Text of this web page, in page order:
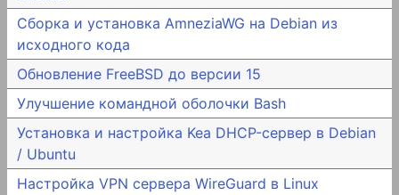
Сборка и установка AmneziaWG на Debian из
исходного кода
Обновление FreeBSD до версии 15
Улучшение командной оболочки Bash
Установка и настройка Kea DHCP-сервер в Debian
/ Ubuntu
Настройка VPN сервера WireGuard в Linux